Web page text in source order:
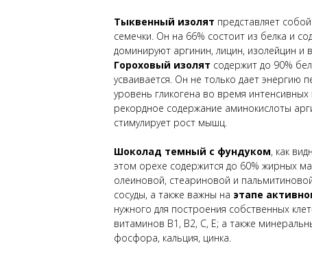
Тыквенный изолят представляет
семечки. Он на 66% состоит из белка и
доминируют аргинин, лицин, изолейцин и
Гороховый изолят содержит до 90%
усваивается. Он не только дает энергию
уровень гликогена во время
рекордное содержание аминокислоты
стимулирует рост мышц.
Шоколад темный с фундуком, как
этом орехе содержится до 60% жирных
олеиновой, стеариновой и
сосуды, а также важны на этапе
нужного для построения собственных
витаминов В1, В2, С, Е; а также
фосфора, кальция, цинка.